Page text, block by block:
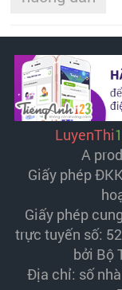
LuyenThi
A
Giấy phép
Giấy phép
trực tuyến số:
bởi Bộ
Địa chỉ: số